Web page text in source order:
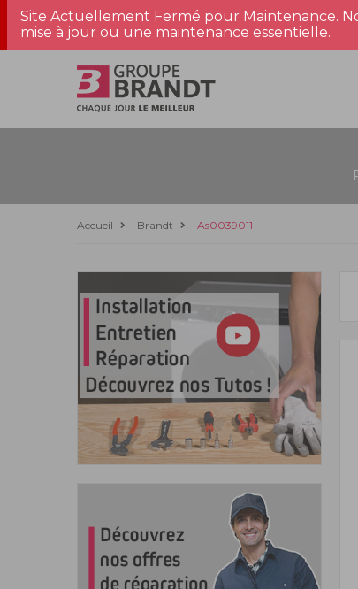
Site Actuellement Fermé pour Maintenance.
mise à jour ou une maintenance essentielle.
Accueil Brandt As0039011